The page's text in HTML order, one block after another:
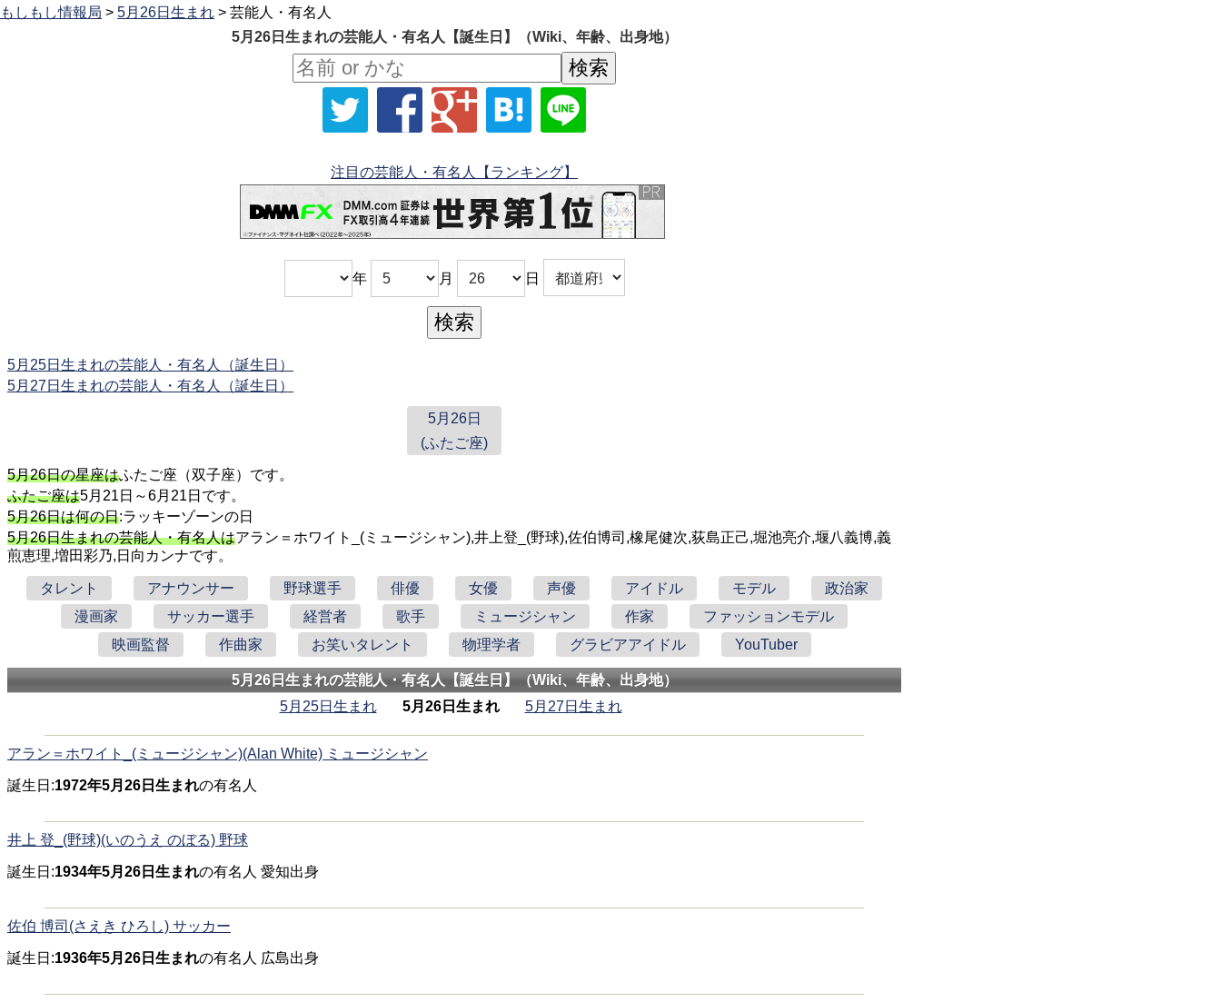
もしもし情報局 > 5月26日生まれ > 芸能人・有名人
5月26日生まれの芸能人・有名人【誕生日】（Wiki、年齢、出身地）
注目の芸能人・有名人【ランキング】
年 月 日
5月25日生まれの芸能人・有名人（誕生日）
5月27日生まれの芸能人・有名人（誕生日）
5月26日
(ふたご座)
5月26日の星座はふたご座（双子座）です。
ふたご座は5月21日～6月21日です。
5月26日は何の日:ラッキーゾーンの日
5月26日生まれの芸能人・有名人はアラン＝ホワイト_(ミュージシャン),井上登_(野球),佐伯博司,橡尾健次,荻島正己,堀池亮介,堰八義博,義
煎恵理,増田彩乃,日向カンナです。
タレント アナウンサー 野球選手 俳優 女優 声優 アイドル モデル
政治家
漫画家
サッカー選手 経営者 歌手 ミュージシャン 作家
ファッションモデル
映画監督
作曲家 お笑いタレント 物理学者 グラビアアイドル YouTuber
5月26日生まれの芸能人・有名人【誕生日】（Wiki、年齢、出身地）
5月25日生まれ
5月26日生まれ 5月27日生まれ
アラン＝ホワイト_(ミュージシャン)(Alan White) ミュージシャン
誕生日:1972年5月26日生まれの有名人
井上 登_(野球)(いのうえ のぼる) 野球
誕生日:1934年5月26日生まれの有名人 愛知出身
佐伯 博司(さえき ひろし) サッカー
誕生日:1936年5月26日生まれの有名人 広島出身